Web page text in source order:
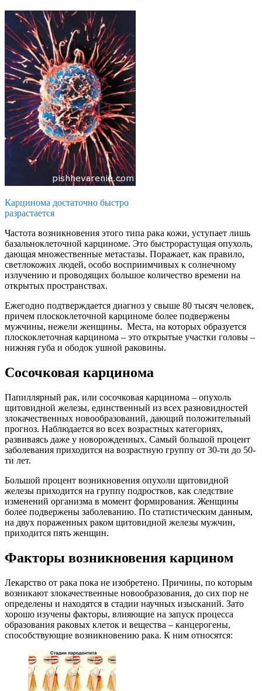
Карцинома достаточно быстро
разрастается
Частота возникновения этого типа рака кожи, уступает лишь
базальноклеточной карциноме. Это быстрорастущая опухоль,
дающая множественные метастазы. Поражает, как правило,
светлокожих людей, особо восприимчивых к солнечному
излучению и проводящих большое количество времени на
открытых пространствах.
Ежегодно подтверждается диагноз у свыше 80 тысяч человек,
причем плоскоклеточной карциноме более подвержены
мужчины, нежели женщины. Места, на которых образуется
плоскоклеточная карцинома – это открытые участки головы –
нижняя губа и ободок ушной раковины.
Сосочковая карцинома
Папиллярный рак, или сосочковая карцинома – опухоль
щитовидной железы, единственный из всех разновидностей
злокачественных новообразований, дающий положительный
прогноз. Наблюдается во всех возрастных категориях,
развиваясь даже у новорожденных. Самый большой процент
заболевания приходится на возрастную группу от 30-ти до 50-
ти лет.
Большой процент возникновения опухоли щитовидной
железы приходится на группу подростков, как следствие
изменений организма в момент формирования. Женщины
более подвержены заболеванию. По статистическим данным,
на двух пораженных раком щитовидной железы мужчин,
приходится пять женщин.
Факторы возникновения карцином
Лекарство от рака пока не изобретено. Причины, по которым
возникают злокачественные новообразования, до сих пор не
определены и находятся в стадии научных изысканий. Зато
хорошо изучены факторы, влияющие на запуск процесса
образования раковых клеток и вещества – канцерогены,
способствующие возникновению рака. К ним относятся: